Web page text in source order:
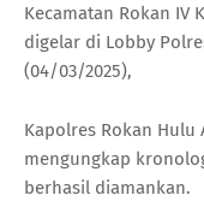
Kecamatan Rokan IV
digelar di Lobby
(04/03/2025),
Kapolres Rokan Hulu
mengungkap
berhasil diamankan.